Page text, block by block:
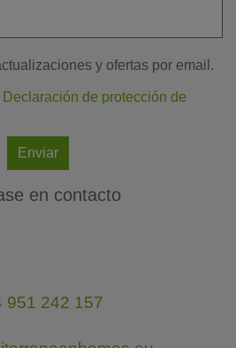
y ofertas por email.
Declaración de protección de
Enviar
en contacto
951 242 157